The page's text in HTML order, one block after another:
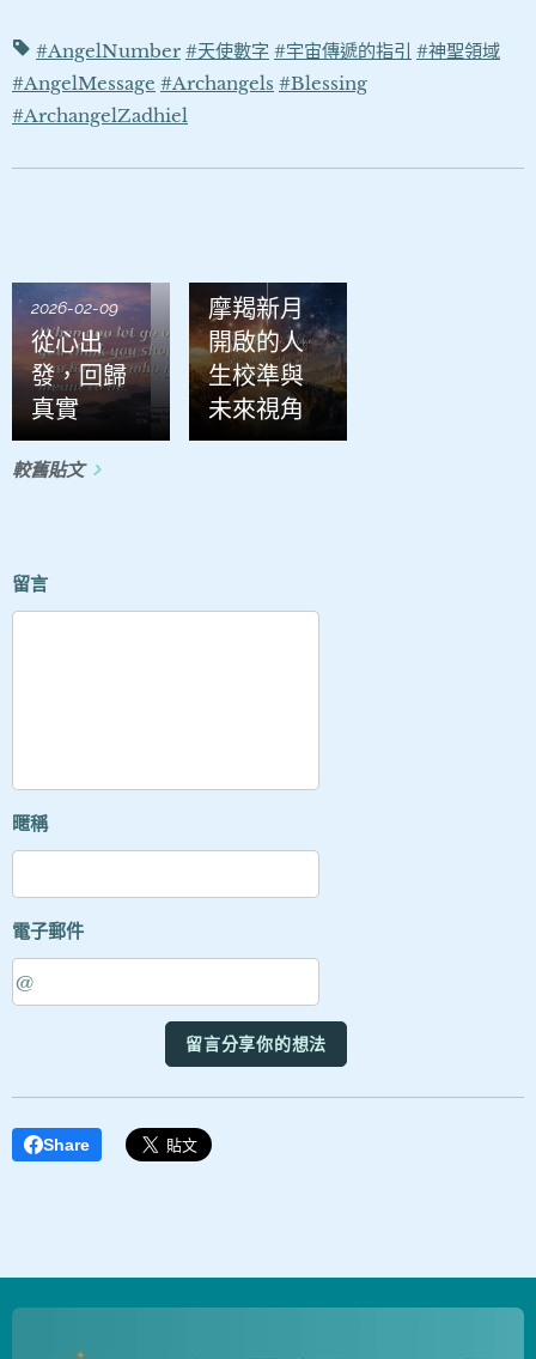
#AngelNumber #天使數字 #宇宙傳遞的指引 #神聖領域
#AngelMessage #Archangels #Blessing
#ArchangelZadhiel
2026-02-09
從心出
發，回歸
真實
摩羯新月
開啟的人
生校準與
未來視角
較舊貼文
留言
暱稱
電子郵件
留言分享你的想法
Share